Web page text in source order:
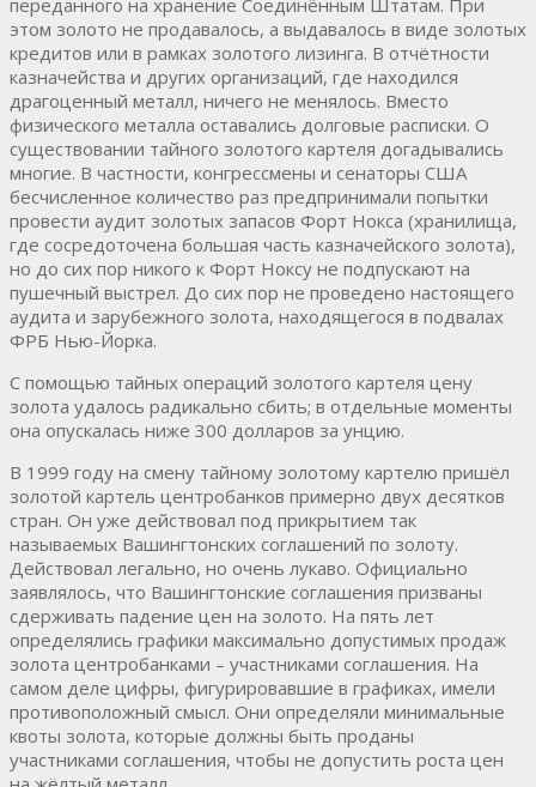
этом золото не продавалось, а выдавалось в виде золотых
кредитов или в рамках золотого лизинга. В отчётности
казначейства и других организаций, где находился
драгоценный металл, ничего не менялось. Вместо
физического металла оставались долговые расписки. О
существовании тайного золотого картеля догадывались
многие. В частности, конгрессмены и сенаторы США
бесчисленное количество раз предпринимали попытки
провести аудит золотых запасов Форт Нокса (хранилища,
где сосредоточена большая часть казначейского золота),
но до сих пор никого к Форт Ноксу не подпускают на
пушечный выстрел. До сих пор не проведено настоящего
аудита и зарубежного золота, находящегося в подвалах
ФРБ Нью-Йорка.
С помощью тайных операций золотого картеля цену
золота удалось радикально сбить; в отдельные моменты
она опускалась ниже 300 долларов за унцию.
В 1999 году на смену тайному золотому картелю пришёл
золотой картель центробанков примерно двух десятков
стран. Он уже действовал под прикрытием так
называемых Вашингтонских соглашений по золоту.
Действовал легально, но очень лукаво. Официально
заявлялось, что Вашингтонские соглашения призваны
сдерживать падение цен на золото. На пять лет
определялись графики максимально допустимых продаж
золота центробанками – участниками соглашения. На
самом деле цифры, фигурировавшие в графиках, имели
противоположный смысл. Они определяли минимальные
квоты золота, которые должны быть проданы
участниками соглашения, чтобы не допустить роста цен